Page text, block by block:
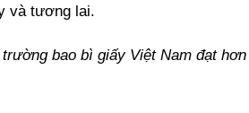
và tương lai.
trường bao bì giấy Việt Nam đạt